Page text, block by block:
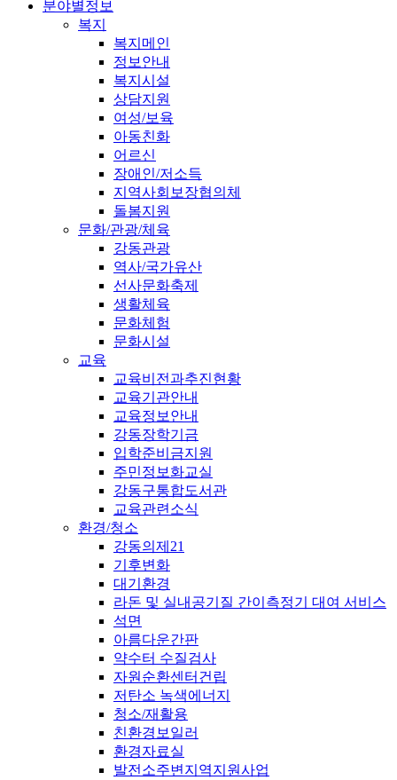
분야별정보
복지
복지메인
정보안내
복지시설
상담지원
여성/보육
아동친화
어르신
장애인/저소득
지역사회보장협의체
돌봄지원
문화/관광/체육
강동관광
역사/국가유산
선사문화축제
생활체육
문화체험
문화시설
교육
교육비전과추진현황
교육기관안내
교육정보안내
강동장학기금
입학준비금지원
주민정보화교실
강동구통합도서관
교육관련소식
환경/청소
강동의제21
기후변화
대기환경
라돈 및 실내공기질 간이측정기 대여 서비스
석면
아름다운간판
약수터 수질검사
자원순환센터건립
저탄소 녹색에너지
청소/재활용
친환경보일러
환경자료실
발전소주변지역지원사업